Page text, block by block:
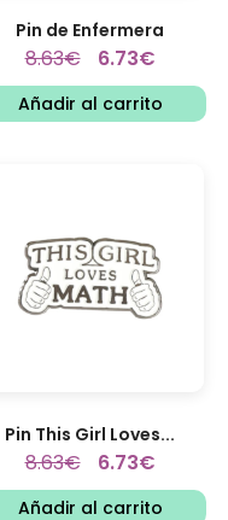
Pin de Enfermera
8.63€ 6.73€
Añadir al carrito
Pin This Girl Loves...
8.63€ 6.73€
Añadir al carrito